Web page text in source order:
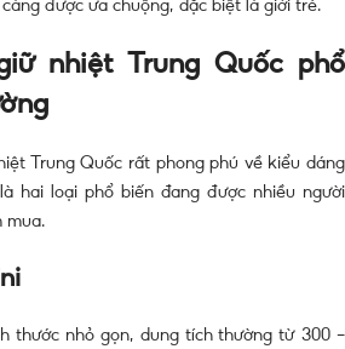
được ưa chuộng, đặc biệt là giới trẻ.
nhiệt Trung Quốc phổ
Trung Quốc rất phong phú về kiểu dáng
hai loại phổ biến đang được nhiều người
mua.
thước nhỏ gọn, dung tích thường từ 300 –